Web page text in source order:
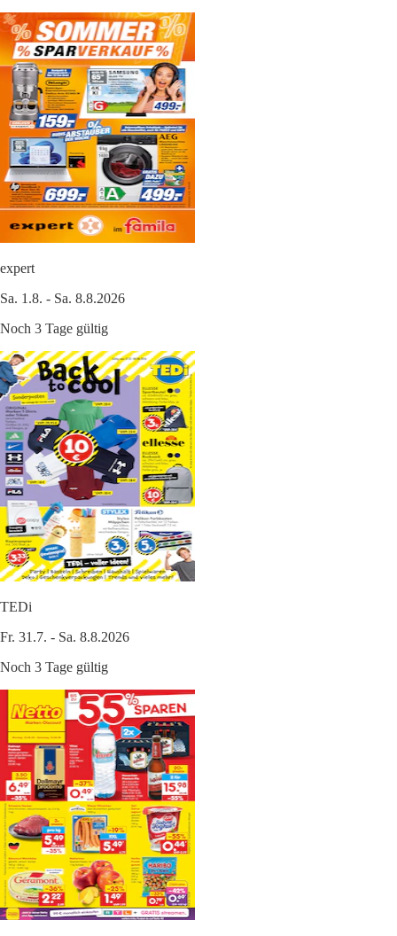
expert
Sa. 1.8. - Sa. 8.8.2026
Noch 3 Tage gültig
TEDi
Fr. 31.7. - Sa. 8.8.2026
Noch 3 Tage gültig